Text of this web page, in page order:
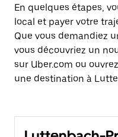
En quelques étapes,
local et payer votre
Que vous demandiez
vous découvriez un
sur Uber.com ou
une destination à